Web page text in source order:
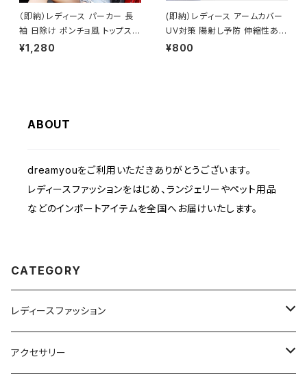
（即納）レディース パーカー 長
袖 日除け ポンチョ風 トップス
夏 秋
¥1,280
(即納）レディース アームカバー
UV対策 陽射し予防 伸縮性あり
シンプル フリーサイズ ブルー
¥800
ABOUT
dreamyouをご利用いただきありがとうございます。
レディースファッションをはじめ、ランジェリーやペット用品
などのインポートアイテムを全国へお届けいたします。
CATEGORY
レディースファッション
ワンピース
アクセサリー